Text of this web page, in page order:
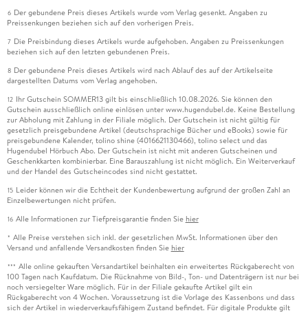
6 Der gebundene Preis dieses Artikels wurde vom Verlag gesenkt. Angaben zu
Preissenkungen beziehen sich auf den vorherigen Preis.
7 Die Preisbindung dieses Artikels wurde aufgehoben. Angaben zu Preissenkungen
beziehen sich auf den letzten gebundenen Preis.
8 Der gebundene Preis dieses Artikels wird nach Ablauf des auf der Artikelseite
dargestellten Datums vom Verlag angehoben.
12 Ihr Gutschein SOMMER13 gilt bis einschließlich 10.08.2026. Sie können den
Gutschein ausschließlich online einlösen unter www.hugendubel.de. Keine Bestellung
zur Abholung mit Zahlung in der Filiale möglich. Der Gutschein ist nicht gültig für
gesetzlich preisgebundene Artikel (deutschsprachige Bücher und eBooks) sowie für
preisgebundene Kalender, tolino shine (4016621130466), tolino select und das
Hugendubel Hörbuch Abo. Der Gutschein ist nicht mit anderen Gutscheinen und
Geschenkkarten kombinierbar. Eine Barauszahlung ist nicht möglich. Ein Weiterverkauf
und der Handel des Gutscheincodes sind nicht gestattet.
15 Leider können wir die Echtheit der Kundenbewertung aufgrund der großen Zahl an
Einzelbewertungen nicht prüfen.
16 Alle Informationen zur Tiefpreisgarantie finden Sie hier
* Alle Preise verstehen sich inkl. der gesetzlichen MwSt. Informationen über den
Versand und anfallende Versandkosten finden Sie hier
*** Alle online gekauften Versandartikel beinhalten ein erweitertes Rückgaberecht von
100 Tagen nach Kaufdatum. Die Rücknahme von Bild-, Ton- und Datenträgern ist nur bei
noch versiegelter Ware möglich. Für in der Filiale gekaufte Artikel gilt ein
Rückgaberecht von 4 Wochen. Voraussetzung ist die Vorlage des Kassenbons und dass
sich der Artikel in wiederverkaufsfähigem Zustand befindet. Für digitale Produkte gilt